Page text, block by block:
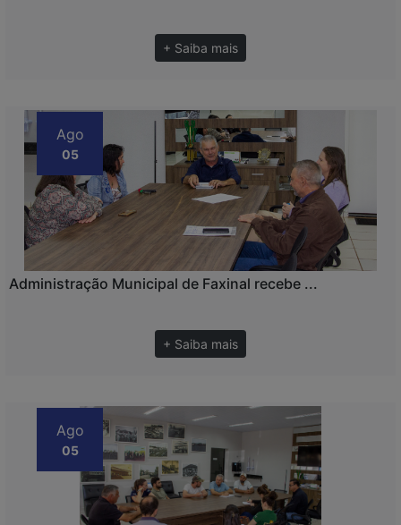
+ Saiba mais
Ago
05
Administração Municipal de Faxinal recebe ...
+ Saiba mais
Ago
05